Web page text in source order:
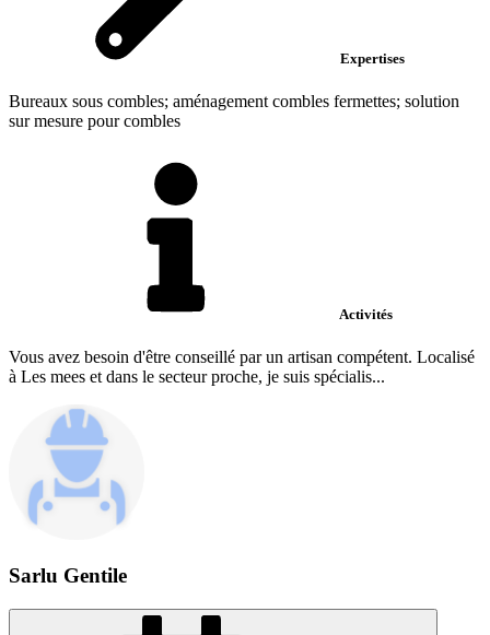
Expertises
Bureaux sous combles; aménagement combles fermettes; solution
sur mesure pour combles
Activités
Vous avez besoin d'être conseillé par un artisan compétent. Localisé
à Les mees et dans le secteur proche, je suis spécialis...
Sarlu Gentile